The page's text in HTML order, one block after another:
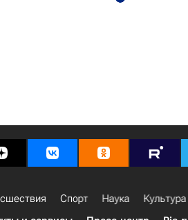
Спорт Наука Культура